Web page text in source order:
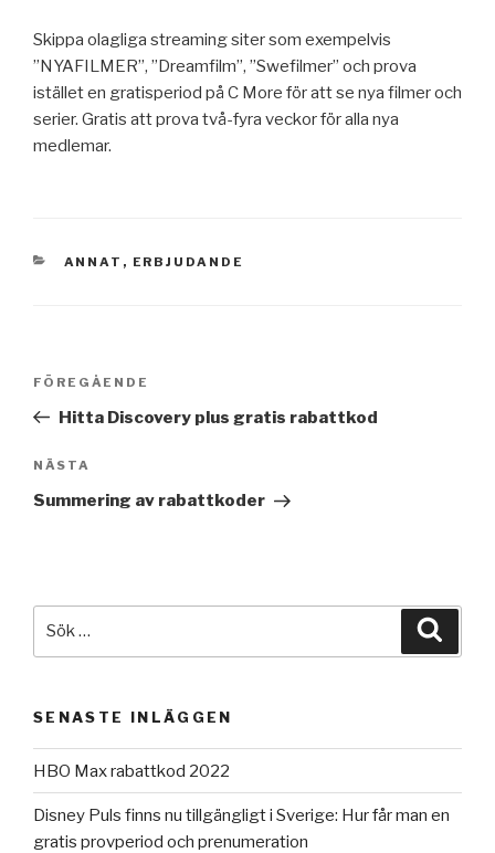
Skippa olagliga streaming siter som exempelvis
”NYAFILMER”, ”Dreamfilm”, ”Swefilmer” och prova
istället en gratisperiod på C More för att se nya filmer och
serier. Gratis att prova två-fyra veckor för alla nya
medlemar.
KATEGORIER
ANNAT , ERBJUDANDE
Inläggsnavigering
Föregående
inlägg
FÖREGÅENDE
Hitta Discovery plus gratis rabattkod
Nästa
inlägg
NÄSTA
Summering av rabattkoder
SENASTE INLÄGGEN
HBO Max rabattkod 2022
Disney Puls finns nu tillgängligt i Sverige: Hur får man en
gratis provperiod och prenumeration